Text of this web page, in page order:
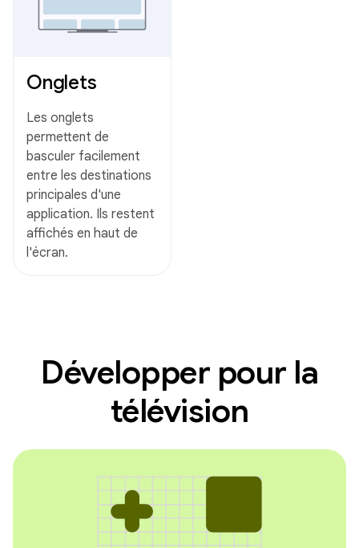
Onglets
Les onglets
permettent de
basculer facilement
entre les destinations
principales d'une
application. Ils restent
affichés en haut de
l'écran.
Développer pour la
télévision